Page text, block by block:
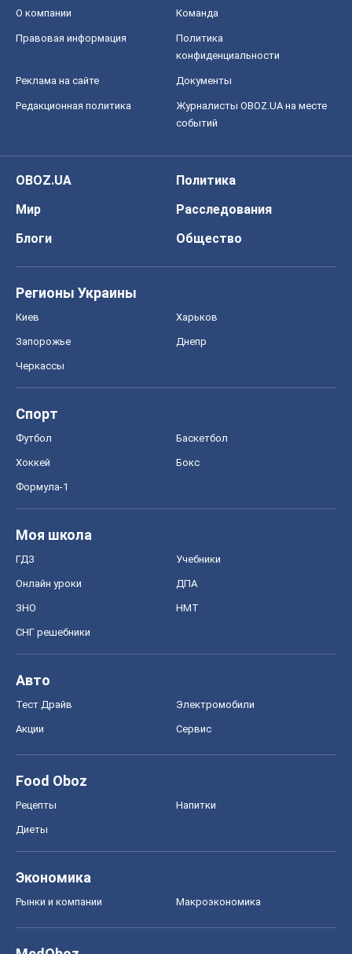
О компании Команда
Правовая информация
Политика
конфиденциальности
Реклама на сайте Документы
Редакционная политика
Журналисты OBOZ.UA на месте
событий
OBOZ.UA
Политика
Мир
Расследования
Блоги
Общество
Регионы Украины
Киев Харьков
Запорожье Днепр
Черкассы
Спорт
Футбол Баскетбол
Хоккей Бокс
Формула-1
Моя школа
ГДЗ Учебники
Онлайн уроки ДПА
ЗНО НМТ
СНГ решебники
Авто
Тест Драйв Электромобили
Акции Сервис
Food Oboz
Рецепты Напитки
Диеты
Экономика
Рынки и компании Mакроэкономика